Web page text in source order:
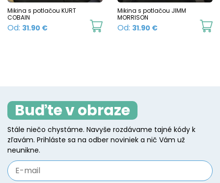
chosen
on
Mikina s potlačou KURT
COBAIN
Od: 31.90 €
This
options
may
be
on
Mikina s potlačou JIMM
MORRISON
Od: 31.90 €
Buďte v obraze
Stále niečo chystáme. Navyše rozdávame tajné kódy k
zľavám. Prihláste sa na odber noviniek a nič Vám už
neunikne.